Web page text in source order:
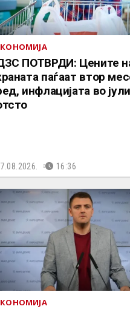
ПОТВРДИ: Цените
паѓаат втор
инфлацијата во
16:36